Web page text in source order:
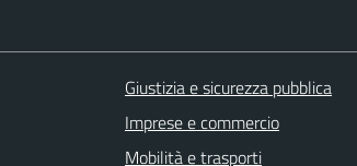
Giustizia e sicurezza pubblica
Imprese e commercio
Mobilità e trasporti